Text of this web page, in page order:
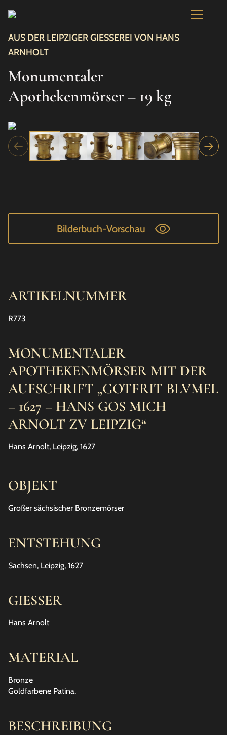
AUS DER LEIPZIGER GIESSEREI VON HANS
ARNHOLT
Monumentaler
Apothekenmörser – 19 kg
OBJEKT
Großer sächsischer Bronzemörser
ENTSTEHUNG
Sachsen, Leipzig, 1627
GIESSER
Hans Arnolt
MATERIAL
Bronze
Goldfarbene Patina.
BESCHREIBUNG
Bilderbuch-Vorschau
ARTIKELNUMMER
R773
MONUMENTALER
APOTHEKENMÖRSER MIT DER
AUFSCHRIFT „GOTFRIT BLVMEL
– 1627 – HANS GOS MICH
ARNOLT ZV LEIPZIG“
Hans Arnolt, Leipzig, 1627